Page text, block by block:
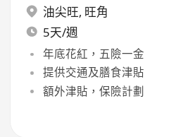
油尖旺, 旺角
5天/週
年底花紅，五險一金
提供交通及膳食津貼
額外津貼，保險計劃